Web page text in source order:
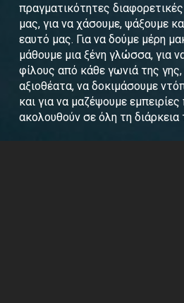
πραγματικότητες
μας, για να χάσουμε, ψάξουμε
εαυτό μας. Για να δούμε μέρη
μάθουμε μια ξένη γλώσσα, για
φίλους από κάθε γωνιά της γης,
αξιοθέατα, να δοκιμάσουμε
και για να μαζέψουμε
ακολουθούν σε όλη τη